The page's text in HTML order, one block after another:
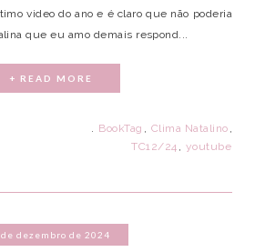
video do ano e é claro que não poderia
que eu amo demais respond...
+ READ MORE
. BookTag , Clima Natalino ,
TC12/24 , youtube
dezembro de 2024